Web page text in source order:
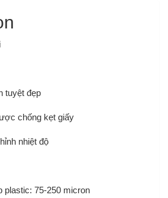
tuyệt đẹp
chống kẹt giấy
nhiệt độ
plastic: 75-250 micron